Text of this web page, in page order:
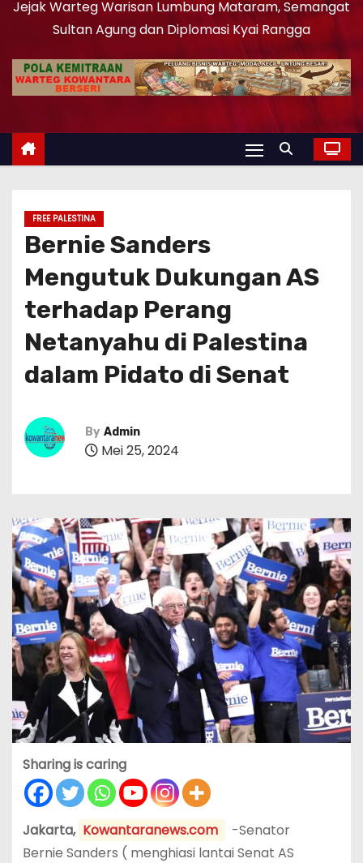
Jejak Warteg Warisan Lumbung Mataram, Semangat
Sultan Agung dan Diplomasi Kyai Rangga
FREE PALESTINA
Bernie Sanders
Mengutuk Dukungan AS
terhadap Perang
Netanyahu di Palestina
dalam Pidato di Senat
By Admin
Mei 25, 2024
Sharing is caring
Jakarta, Kowantaranews.com
-Senator
Bernie Sanders ( menghiasi lantai Senat AS